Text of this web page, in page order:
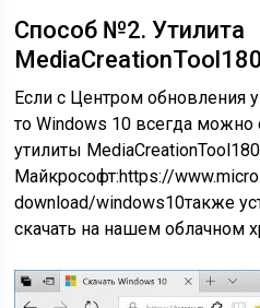
Способ №2. Утилита
Если с Центром обновления
то Windows 10 всегда
утилиты
Майкрософт:https://
download/windows10также
скачать на нашем облачном